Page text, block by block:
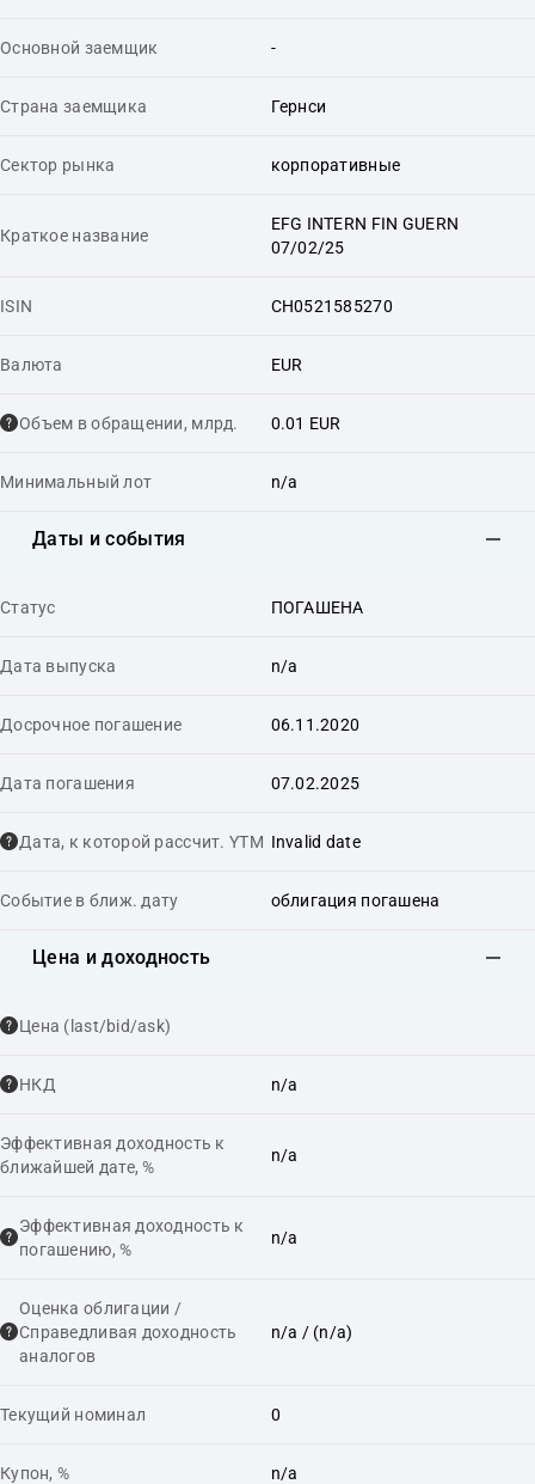
Основной заемщик -
Страна заемщика Гернси
Сектор рынка корпоративные
Краткое название
EFG INTERN FIN GUERN
07/02/25
ISIN CH0521585270
Валюта EUR
Объем в обращении, млрд. 0.01 EUR
Минимальный лот n/a
Даты и события
Статус ПОГАШЕНА
Дата выпуска n/a
Досрочное погашение 06.11.2020
Дата погашения 07.02.2025
Дата, к которой рассчит. YTM Invalid date
Событие в ближ. дату облигация погашена
Цена и доходность
Цена (last/bid/ask)
НКД n/a
Эффективная доходность к
ближайшей дате, %
n/a
Эффективная доходность к
погашению, %
n/a
Оценка облигации /
Справедливая доходность
аналогов
n/a / (n/a)
Текущий номинал 0
Купон, % n/a